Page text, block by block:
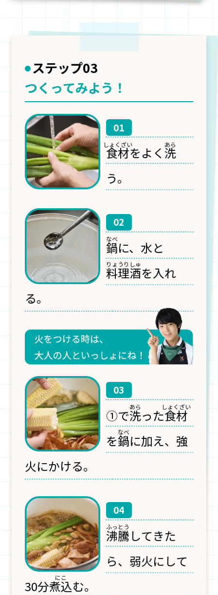
ステップ03
つくってみよう！
01
食材をよく 洗
う。
02
鍋に、水と
料理酒を入れ
る。
03
①で洗った食材
を鍋に加え、強
火にかける。
04
沸騰してきた
ら、弱火にして
30分煮込む。